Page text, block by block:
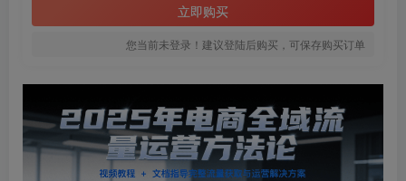
立即购买
您当前未登录！建议登陆后购买，可保存购买订单